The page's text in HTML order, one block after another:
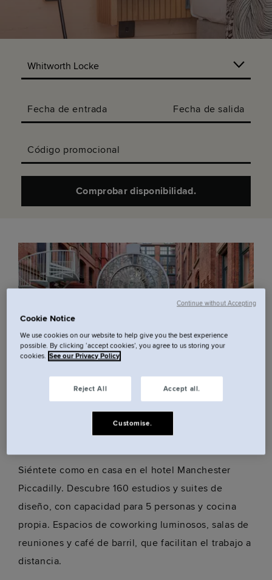
Fecha de entrada Fecha de salida
Código promocional
Comprobar disponibilidad.
Tu hotel en el centro de
Mánchester.
Siéntete como en casa en el hotel Manchester
Piccadilly. Descubre 160 estudios y suites de
diseño, con capacidad para 5 personas y cocina
propia. Espacios de coworking luminosos, salas de
reuniones y café de barril, que facilitan el trabajo a
distancia.
Cookie Notice
We use cookies on our website to help give you the best experience
possible. By clicking ‘accept cookies’, you agree to us storing your
cookies. See our Privacy Policy
Reject All Accept all.
Customise.
Continue without Accepting